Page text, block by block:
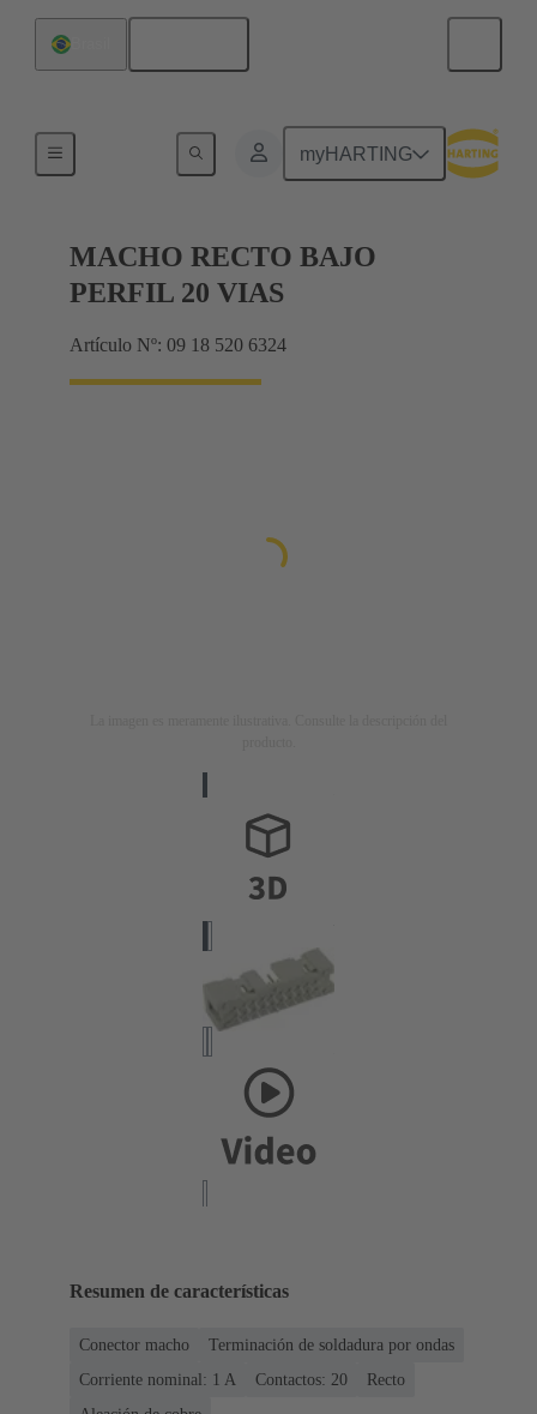
myHARTING
Conectores para placas de circuitos
MACHO RECTO BAJO
PERFIL 20 VIAS
Artículo Nº: 09 18 520 6324
Resumen de características
Conector macho
Terminación de soldadura por ondas
Corriente nominal: ‌1 A
Contactos: 20
Recto